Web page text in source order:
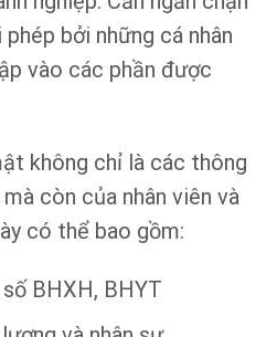
bởi những cá nhân
vào các phần được
không chỉ là các thông
còn của nhân viên và
có thể bao gồm:
BHXH, BHYT